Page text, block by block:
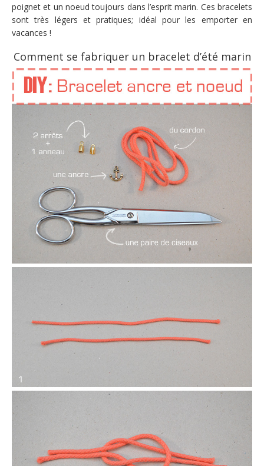
poignet et un noeud toujours dans l’esprit marin. Ces bracelets
sont très légers et pratiques; idéal pour les emporter en
vacances !
Comment se fabriquer un bracelet d’été marin